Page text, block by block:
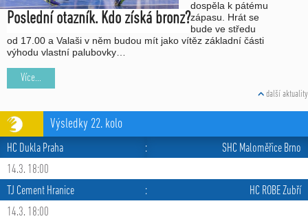
Poslední otazník. Kdo získá bronz?
dospěla k pátému
zápasu. Hrát se
bude ve středu
od 17.00 a Valaši v něm budou mít jako vítěz základní části
výhodu vlastní palubovky…
Více...
další aktuality
Výsledky 22. kolo
HC Dukla Praha :
SHC Maloměřice Brno
14.3. 18:00
TJ Cement Hranice
:
HC ROBE Zubří
14.3. 18:00